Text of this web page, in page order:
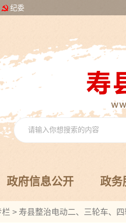
纪委
政府信息公开 政务
栏 > 寿县整治电动二、三轮车、